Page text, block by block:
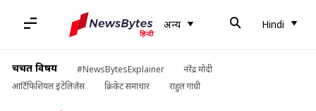
अन्य Hindi
चर्चित विषय #NewsBytesExplainer
नरेंद्र मोदी
आर्टिफिशियल इंटेलिजेंस
क्रिकेट समाचार राहुल गांधी